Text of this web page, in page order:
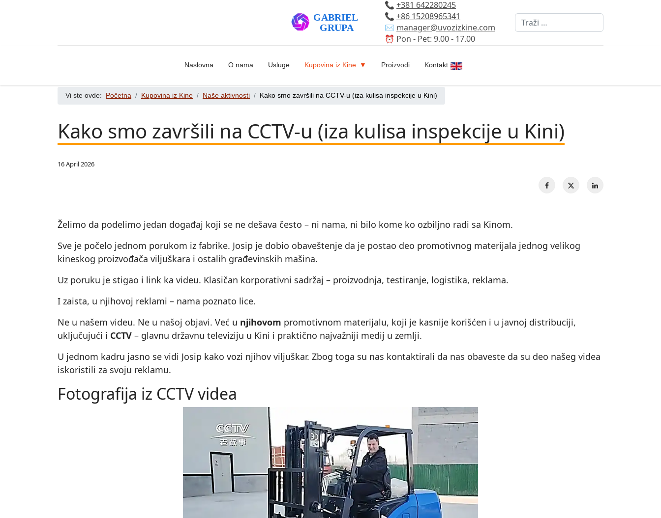
📞 +381 642280245
📞 +86 15208965341
✉️ manager@uvozizkine.com
⏰ Pon - Pet: 9.00 - 17.00
Pretraži
Naslovna O nama Usluge Kupovina iz Kine Proizvodi Kontakt Izaberite vaš jezik
Vi ste ovde: Početna Kupovina iz Kine Naše aktivnosti Kako smo završili na CCTV-u (iza kulisa inspekcije u Kini)
Kako smo završili na CCTV-u (iza kulisa inspekcije u Kini)
16 April 2026
Želimo da podelimo jedan događaj koji se ne dešava često – ni nama, ni bilo kome ko ozbiljno radi sa Kinom.
Sve je počelo jednom porukom iz fabrike. Josip je dobio obaveštenje da je postao deo promotivnog materijala jednog velikog
kineskog proizvođača viljuškara i ostalih građevinskih mašina.
Uz poruku je stigao i link ka videu. Klasičan korporativni sadržaj – proizvodnja, testiranje, logistika, reklama.
I zaista, u njihovoj reklami – nama poznato lice.
Ne u našem videu. Ne u našoj objavi. Već u njihovom promotivnom materijalu, koji je kasnije korišćen i u javnoj distribuciji,
uključujući i CCTV – glavnu državnu televiziju u Kini i praktično najvažniji medij u zemlji.
U jednom kadru jasno se vidi Josip kako vozi njihov viljuškar. Zbog toga su nas kontaktirali da nas obaveste da su deo našeg videa
iskoristili za svoju reklamu.
Fotografija iz CCTV videa